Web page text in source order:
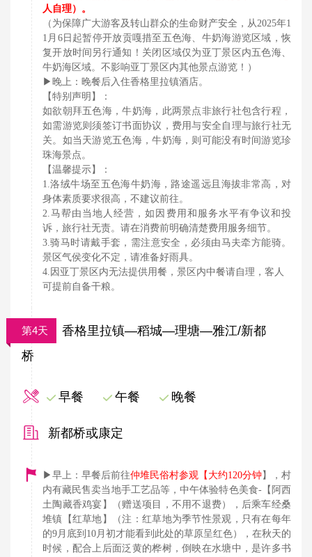
人自理）。
（为保障广大游客及转山群众的生命财产安全，从2025年1
1月6日起暂停开放贡嘎措至五色海、牛奶海游览区域，恢
复开放时间另行通知！关闭区域仅为亚丁景区内五色海、
牛奶海区域。不影响亚丁景区内其他景点游览！）
▶晚上：晚餐后入住香格里拉镇酒店。
【特别声明】：
如欲朝拜五色海，牛奶海，此两景点非旅行社包含行程，
如需游览则须签订书面协议，费用与安全自理与旅行社无
关。如当天游览五色海，牛奶海，则可能没有时间游览珍
珠海景点。
【温馨提示】：
1.洛绒牛场至五色海牛奶海，路途遥远且海拔非常高，对
身体素质要求很高，不建议前往。
2.马帮由当地人经营，如因费用和服务水平有争议和投
诉，旅行社无责。请在消费前明确清楚费用服务细节。
3.骑马时请戴手套，需注意安全，必须由马夫牵方能骑。
景区气侯变化不定，请准备好雨具。
4.因亚丁景区内无法提供用餐，景区内中餐请自理，客人
可提前自备干粮。
第4天
香格里拉镇—稻城—理塘—雅江/新都
桥
早餐 午餐 晚餐
新都桥或康定
▶早上：早餐后前往仲堆民俗村参观【大约120分钟】，村
内有藏民售卖当地手工艺品等，中午体验特色美食-【阿西
土陶藏香鸡宴】（赠送项目，不用不退费），后乘车经桑
堆镇【红草地】（注：红草地为季节性景观，只有在每年
的9月底到10月初才能看到此处的草原呈红色），在秋天的
时候，配合上后面泛黄的桦树，倒映在水塘中，是许多书